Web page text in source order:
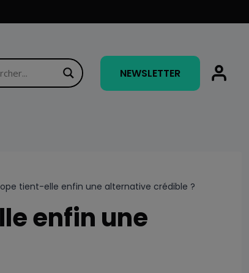
NEWSLETTER
tient-elle enfin une alternative crédible ?
enfin une